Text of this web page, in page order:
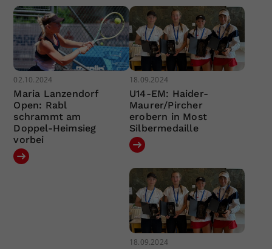
02.10.2024
Maria Lanzendorf
Open: Rabl
schrammt am
Doppel-Heimsieg
vorbei
18.09.2024
U14-EM: Haider-
Maurer/Pircher
erobern in Most
Silbermedaille
18.09.2024